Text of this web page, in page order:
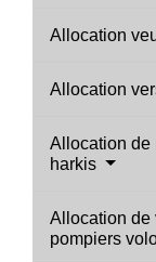
Allocation
Allocation
Allocation de
harkis
Allocation de
pompiers